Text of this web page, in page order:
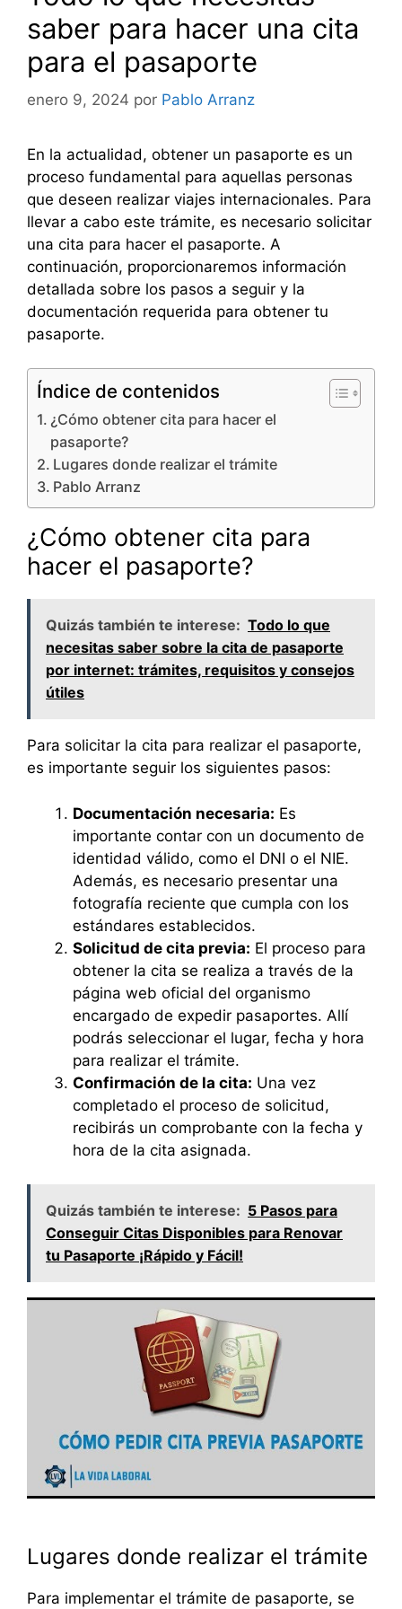
saber para hacer una cita
para el pasaporte
enero 9, 2024 por Pablo Arranz
En la actualidad, obtener un pasaporte es un
proceso fundamental para aquellas personas
que deseen realizar viajes internacionales. Para
llevar a cabo este trámite, es necesario solicitar
una cita para hacer el pasaporte. A
continuación, proporcionaremos información
detallada sobre los pasos a seguir y la
documentación requerida para obtener tu
pasaporte.
Índice de contenidos
¿Cómo obtener cita para hacer el
pasaporte?
Lugares donde realizar el trámite
Pablo Arranz
¿Cómo obtener cita para
hacer el pasaporte?
Quizás también te interese: Todo lo que
necesitas saber sobre la cita de pasaporte
por internet: trámites, requisitos y consejos
útiles
Para solicitar la cita para realizar el pasaporte,
es importante seguir los siguientes pasos:
Documentación necesaria: Es
importante contar con un documento de
identidad válido, como el DNI o el NIE.
Además, es necesario presentar una
fotografía reciente que cumpla con los
estándares establecidos.
Solicitud de cita previa: El proceso para
obtener la cita se realiza a través de la
página web oficial del organismo
encargado de expedir pasaportes. Allí
podrás seleccionar el lugar, fecha y hora
para realizar el trámite.
Confirmación de la cita: Una vez
completado el proceso de solicitud,
recibirás un comprobante con la fecha y
hora de la cita asignada.
Quizás también te interese: 5 Pasos para
Conseguir Citas Disponibles para Renovar
tu Pasaporte ¡Rápido y Fácil!
Lugares donde realizar el trámite
Para implementar el trámite de pasaporte, se